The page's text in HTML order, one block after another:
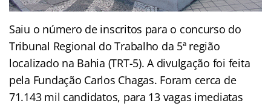
Saiu o número de inscritos para o concurso do
Tribunal Regional do Trabalho da 5ª região
localizado na Bahia (TRT-5). A divulgação foi feita
pela Fundação Carlos Chagas. Foram cerca de
71.143 mil candidatos, para 13 vagas imediatas